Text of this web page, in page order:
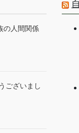
の人間関係
ございまし